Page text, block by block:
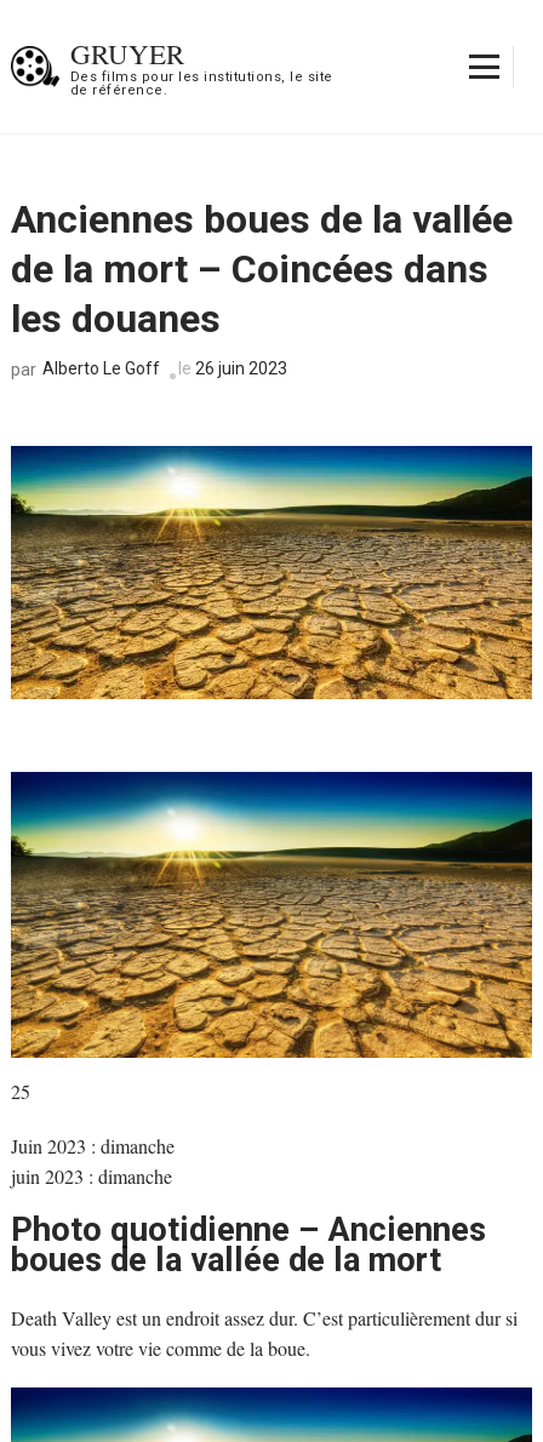
contenu
GRUYER
Des films pour les institutions, le site
de référence.
Anciennes boues de la vallée
de la mort – Coincées dans
les douanes
par Alberto Le Goff le 26 juin 2023
25
Juin 2023 : dimanche
juin 2023 : dimanche
Photo quotidienne – Anciennes
boues de la vallée de la mort
Death Valley est un endroit assez dur. C’est particulièrement dur si
vous vivez votre vie comme de la boue.